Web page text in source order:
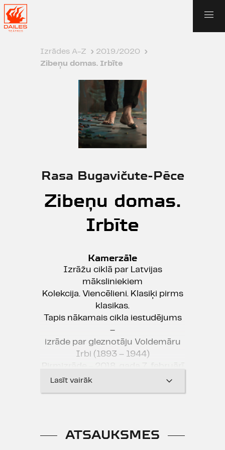
Izrādes A-Z › 2019./2020
›
Zibeņu domas. Irbīte
Rasa Bugavičute-Pēce
Zibeņu domas.
Irbīte
Kamerzāle
Izrāžu ciklā par Latvijas
māksliniekiem
Kolekcija. Viencēlieni. Klasiķi pirms
klasikas.
Tapis nākamais cikla iestudējums
–
izrāde par gleznotāju Voldemāru
Irbi (1893 – 1944)
Pirmizrāde - 2018. gada 7. februārī
Izrādes ilgums -
Režisore: Inga Tropa
Aktieris: Juris Bartkevičs ( DT)
Lasīt vairāk
ATSAUKSMES